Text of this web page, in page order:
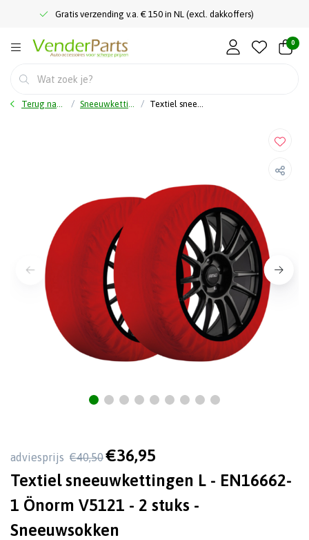
Gratis verzending v.a. € 150 in NL (excl. dakkoffers)
0
Terug naar home Sneeuwkettingen Textiel sneeuwkettingen L - EN16662-1 Önorm V5121 - 2 stuks - Sneeuwsokken
adviesprijs €40,50 €36,95
Textiel sneeuwkettingen L - EN16662-
1 Önorm V5121 - 2 stuks -
Sneeuwsokken